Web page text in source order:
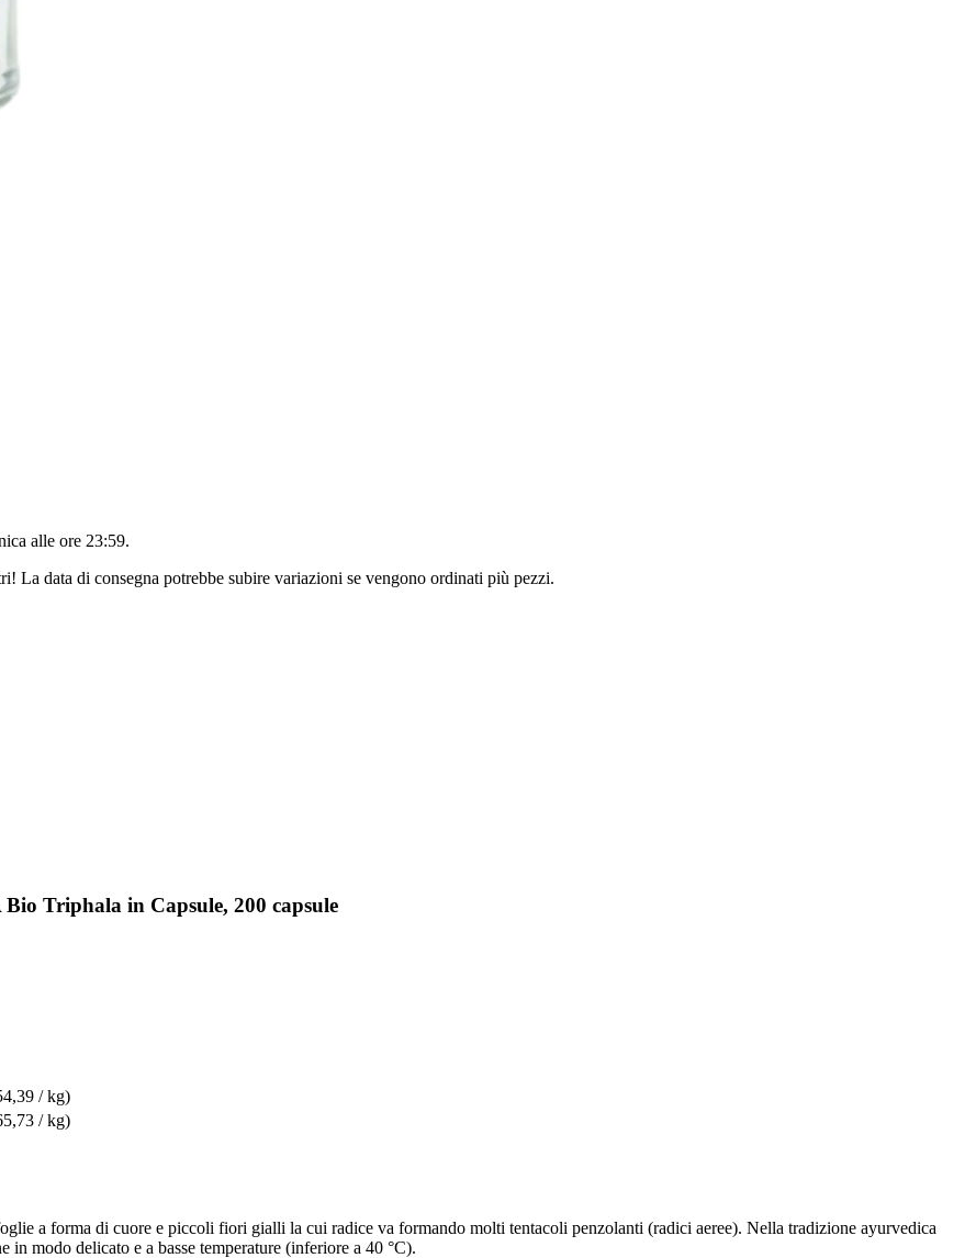
alle ore 23:59.
La data di consegna potrebbe subire variazioni se vengono ordinati più pezzi.
Triphala in Capsule, 200 capsule
/ kg)
/ kg)
a forma di cuore e piccoli fiori gialli la cui radice va formando molti tentacoli penzolanti (radici aeree). Nella tradizione ayurvedica
modo delicato e a basse temperature (inferiore a 40 °C).